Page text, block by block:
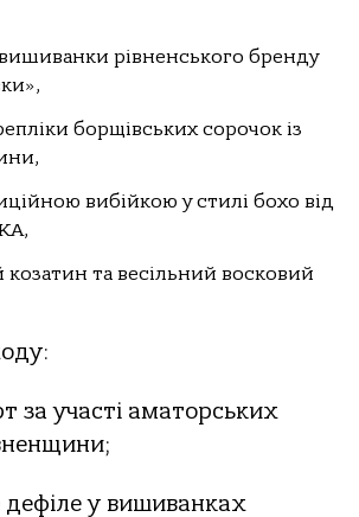
вишиванки рівненського бренду
борщівських сорочок із
вибійкою у стилі бохо від
козатин та весільний восковий
за участі аматорських
дефіле у вишиванках